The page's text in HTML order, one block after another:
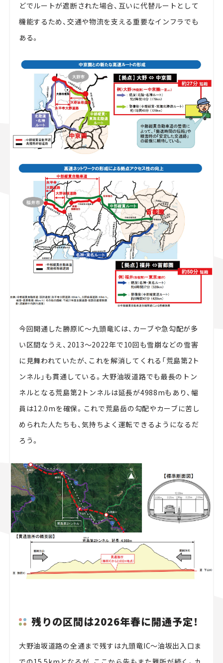
どでルートが遮断された場合、互いに代替ルートとして
機能するため、交通や物流を支える重要なインフラでも
ある。
今回開通した勝原IC～九頭竜ICは、カーブや急勾配が多
い区間なうえ、2013～2022年で10回も雪崩などの雪害
に見舞われていたが、これを解消してくれる「荒島第2ト
ンネル」も貫通している。大野油坂道路でも最長のトン
ネルとなる荒島第2トンネルは延長が4988mもあり、幅
員は12.0mを確保。これで荒島岳の勾配やカーブに苦し
められた人たちも、気持ちよく運転できるようになるだ
ろう。
残りの区間は2026年春に開通予定！
大野油坂道路の全通まで残すは九頭竜IC～油坂出入口ま